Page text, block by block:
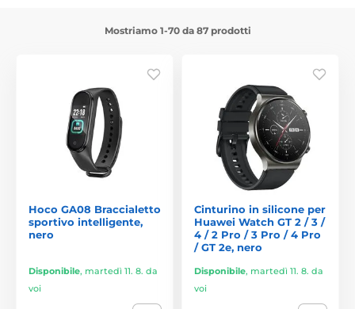
Mostriamo 1-70 da 87 prodotti
Hoco GA08 Braccialetto
sportivo intelligente,
nero
Disponibile, martedì 11. 8. da
voi
Cinturino in silicone per
Huawei Watch GT 2 / 3 /
4 / 2 Pro / 3 Pro / 4 Pro
/ GT 2e, nero
Disponibile, martedì 11. 8. da
voi